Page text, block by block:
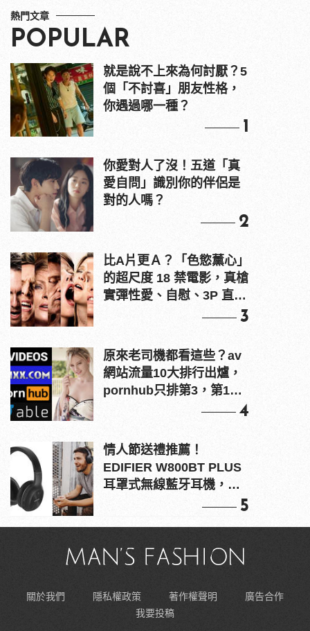
熱門文章
POPULAR
就是說不上來為何討厭？5
個「不討喜」朋友性格，
你遇過哪一種？
1
你愛對人了沒！五道「真
愛自問」識別你的伴侶是
對的人嗎？
2
比A片更Ａ？「色慾薰心」
的超尺度 18 禁電影，真槍
實彈性愛、自慰、3P 直接
3
原來老司機都看這些？av
網站流量10大排行出爐，
pornhub只排第3，第1名
4
情人節送禮推薦！
EDIFIER W800BT PLUS
耳罩式無線藍牙耳機，在
5
關於我們 隱私權政策 著作權聲明
廣告合作
我要投稿